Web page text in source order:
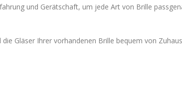
und Gerätschaft, um jede Art von Brille
Gläser Ihrer vorhandenen Brille bequem von